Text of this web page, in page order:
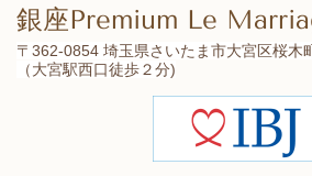
銀座Premium Le
〒362-0854 埼玉県さいたま市大宮区桜
（大宮駅西口徒歩２分)